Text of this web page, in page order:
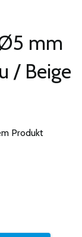
mm
/ Beige
Produkt